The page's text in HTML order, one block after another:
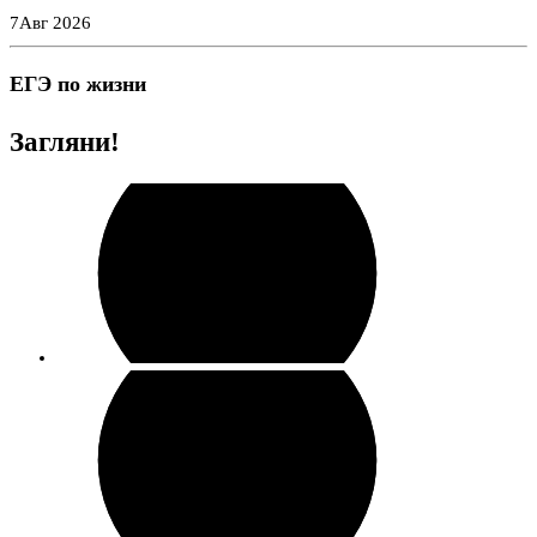
Перейти
к
содержимому
7Авг 2026
ЕГЭ по жизни
Загляни!